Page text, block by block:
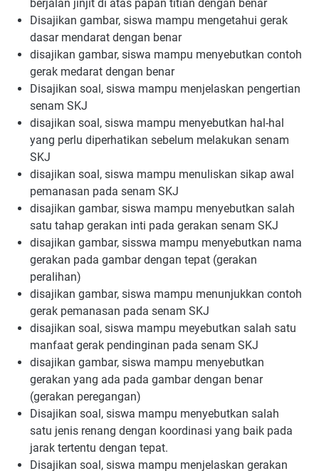
berjalan jinjit di atas papan titian dengan benar
Disajikan gambar, siswa mampu mengetahui gerak
dasar mendarat dengan benar
disajikan gambar, siswa mampu menyebutkan contoh
gerak medarat dengan benar
Disajikan soal, siswa mampu menjelaskan pengertian
senam SKJ
disajikan soal, siswa mampu menyebutkan hal-hal
yang perlu diperhatikan sebelum melakukan senam
SKJ
disajikan soal, siswa mampu menuliskan sikap awal
pemanasan pada senam SKJ
disajikan gambar, siswa mampu menyebutkan salah
satu tahap gerakan inti pada gerakan senam SKJ
disajikan gambar, sisswa mampu menyebutkan nama
gerakan pada gambar dengan tepat (gerakan
peralihan)
disajikan gambar, siswa mampu menunjukkan contoh
gerak pemanasan pada senam SKJ
disajikan soal, siswa mampu meyebutkan salah satu
manfaat gerak pendinginan pada senam SKJ
disajikan gambar, siswa mampu menyebutkan
gerakan yang ada pada gambar dengan benar
(gerakan peregangan)
Disajikan soal, siswa mampu menyebutkan salah
satu jenis renang dengan koordinasi yang baik pada
jarak tertentu dengan tepat.
Disajikan soal, siswa mampu menjelaskan gerakan